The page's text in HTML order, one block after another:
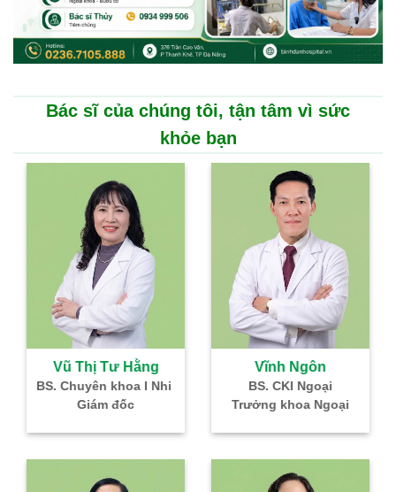
Bác sĩ của chúng tôi, tận tâm vì sức
khỏe bạn
Vũ Thị Tư Hằng
BS. Chuyên khoa I Nhi
Giám đốc
Vĩnh Ngôn
BS. CKI Ngoại
Trưởng khoa Ngoại